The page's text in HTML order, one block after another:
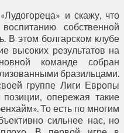
и скажу, что
собственной
В этом болгарском клубе
высоких результатов на
команде собран
бразильцами.
группе Лиги Европы
опережая такие
То есть по многим
сильнее нас, но